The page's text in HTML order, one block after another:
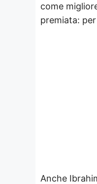
come
premiata:
Anche